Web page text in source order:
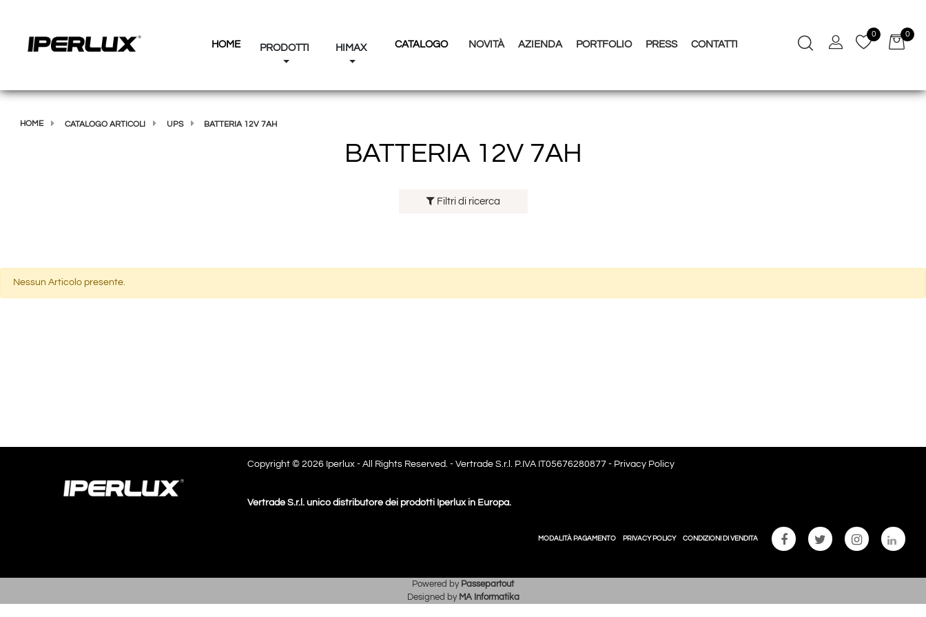
HOME PRODOTTI HIMAX CATALOGO NOVITÀ AZIENDA PORTFOLIO PRESS CONTATTI
0 0
HOME CATALOGO ARTICOLI UPS BATTERIA 12V 7AH
BATTERIA 12V 7AH
Filtri di ricerca
Nessun Articolo presente.
Copyright © 2026 Iperlux - All Rights Reserved. - Vertrade S.r.l. P.IVA IT05676280877 - Privacy Policy
Vertrade S.r.l. unico distributore dei prodotti Iperlux in Europa.
MODALITÀ PAGAMENTO PRIVACY POLICY CONDIZIONI DI VENDITA
Powered by Passepartout
Designed by MA Informatika